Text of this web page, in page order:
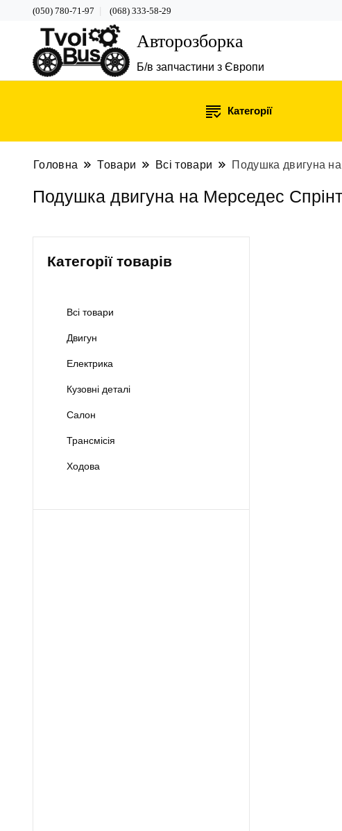
(050) 780-71-97 (068) 333-58-29
Авторозборка
Б/в запчастини з Європи
Категорії
Головна Товари Всі товари Подушка двигуна
Подушка двигуна на Мерседес
Категорії товарів
Всі товари
Двигун
Електрика
Кузовні деталі
Салон
Трансмісія
Ходова